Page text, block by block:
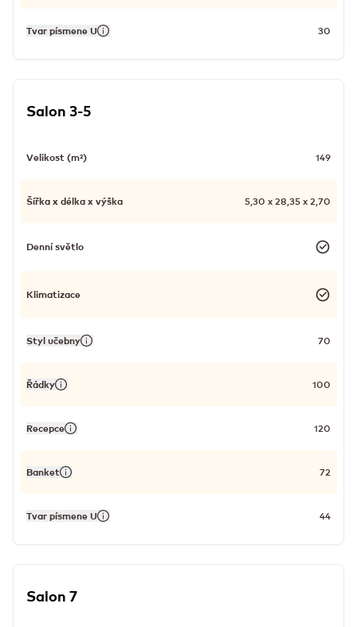
Tvar písmene U 30
Salon 3-5
Velikost (m²) 149
Šířka x délka x výška 5,30 x 28,35 x 2,70
Denní světlo
Klimatizace
Styl učebny 70
Řádky 100
Recepce 120
Banket 72
Tvar písmene U 44
Salon 7